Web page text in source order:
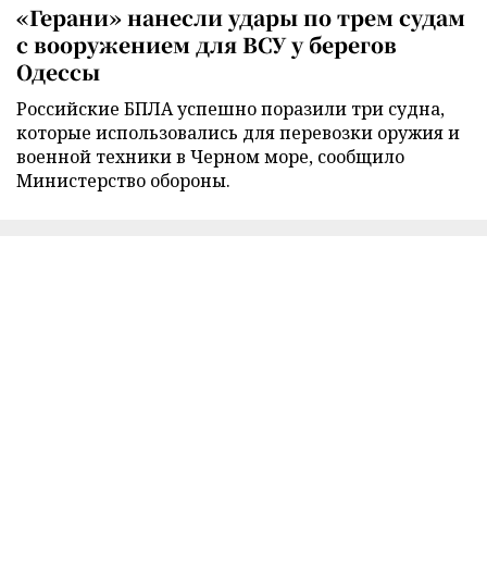
«Герани» нанесли удары по трем судам
с вооружением для ВСУ у берегов
Одессы
Российские БПЛА успешно поразили три судна,
которые использовались для перевозки оружия и
военной техники в Черном море, сообщило
Министерство обороны.